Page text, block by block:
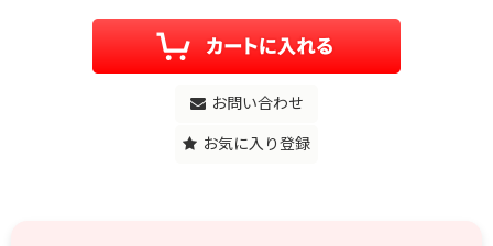
お問い合わせ
お気に入り登録